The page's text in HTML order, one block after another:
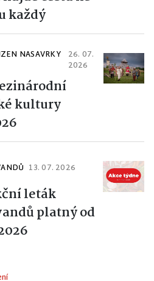
HLINSKO
cestu ke
každý
NASAVRKY
kultury
13. 07. 2026
leták